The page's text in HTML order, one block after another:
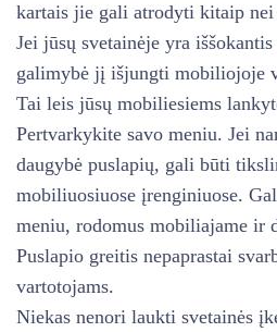
kartais jie gali atrodyti kitaip
Jei jūsų svetainėje yra
galimybė jį išjungti mobiliojoje
Tai leis jūsų mobiliesiems
Pertvarkykite savo meniu. Jei
daugybė puslapių, gali būti
mobiliuosiuose įrenginiuose.
meniu, rodomus mobiliajame ir
Puslapio greitis nepaprastai
vartotojams.
Niekas nenori laukti svetainės